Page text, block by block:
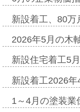
新設着工、80
2026年5月の木
新設住宅着工5
新設着工2026
1～4月の塗装